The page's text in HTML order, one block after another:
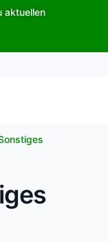
aktuellen